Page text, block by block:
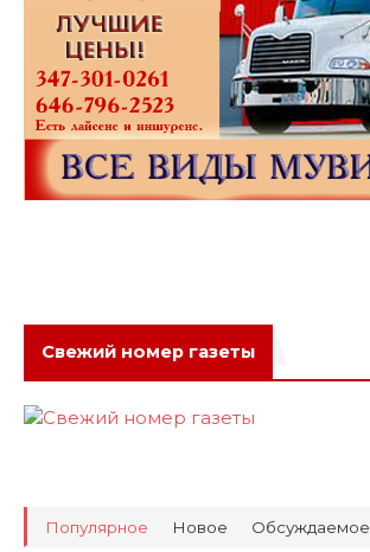
Свежий номер газеты
Популярное Новое Обсуждаемое